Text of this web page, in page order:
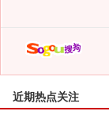
近期热点关注